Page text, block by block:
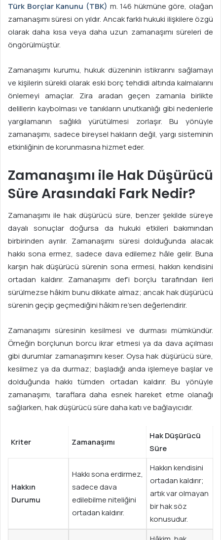
Türk Borçlar Kanunu (TBK) m. 146 hükmüne göre, olağan
zamanaşımı süresi on yıldır. Ancak farklı hukuki ilişkilere özgü
olarak daha kısa veya daha uzun zamanaşımı süreleri de
öngörülmüştür.
Zamanaşımı kurumu, hukuk düzeninin istikrarını sağlamayı
ve kişilerin sürekli olarak eski borç tehdidi altında kalmalarını
önlemeyi amaçlar. Zira aradan geçen zamanla birlikte
delillerin kaybolması ve tanıkların unutkanlığı gibi nedenlerle
yargılamanın sağlıklı yürütülmesi zorlaşır. Bu yönüyle
zamanaşımı, sadece bireysel hakların değil, yargı sisteminin
etkinliğinin de korunmasına hizmet eder.
Zamanaşımı ile Hak Düşürücü
Süre Arasındaki Fark Nedir?
Zamanaşımı ile hak düşürücü süre, benzer şekilde süreye
dayalı sonuçlar doğursa da hukuki etkileri bakımından
birbirinden ayrılır. Zamanaşımı süresi dolduğunda alacak
hakkı sona ermez, sadece dava edilemez hâle gelir. Buna
karşın hak düşürücü sürenin sona ermesi, hakkın kendisini
ortadan kaldırır. Zamanaşımı def’i borçlu tarafından ileri
sürülmezse hâkim bunu dikkate almaz; ancak hak düşürücü
sürenin geçip geçmediğini hâkim re’sen değerlendirir.
Zamanaşımı süresinin kesilmesi ve durması mümkündür.
Örneğin borçlunun borcu ikrar etmesi ya da dava açılması
gibi durumlar zamanaşımını keser. Oysa hak düşürücü süre,
kesilmez ya da durmaz; başladığı anda işlemeye başlar ve
dolduğunda hakkı tümden ortadan kaldırır. Bu yönüyle
zamanaşımı, taraflara daha esnek hareket etme olanağı
sağlarken, hak düşürücü süre daha katı ve bağlayıcıdır.
Kriter Zamanaşımı
Hak Düşürücü
Süre
Hakkın
Durumu
Hakkı sona erdirmez,
sadece dava
edilebilme niteliğini
ortadan kaldırır.
Hakkın kendisini
ortadan kaldırır;
artık var olmayan
bir hak söz
konusudur.